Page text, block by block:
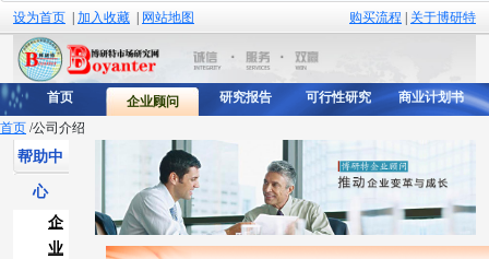
设为首页 加入收藏 网站地图 关于博研特
购买流程
首页 企业顾问 研究报告 可行性研究
商业计划书
首页 /公司介绍
帮助中
心
企
业